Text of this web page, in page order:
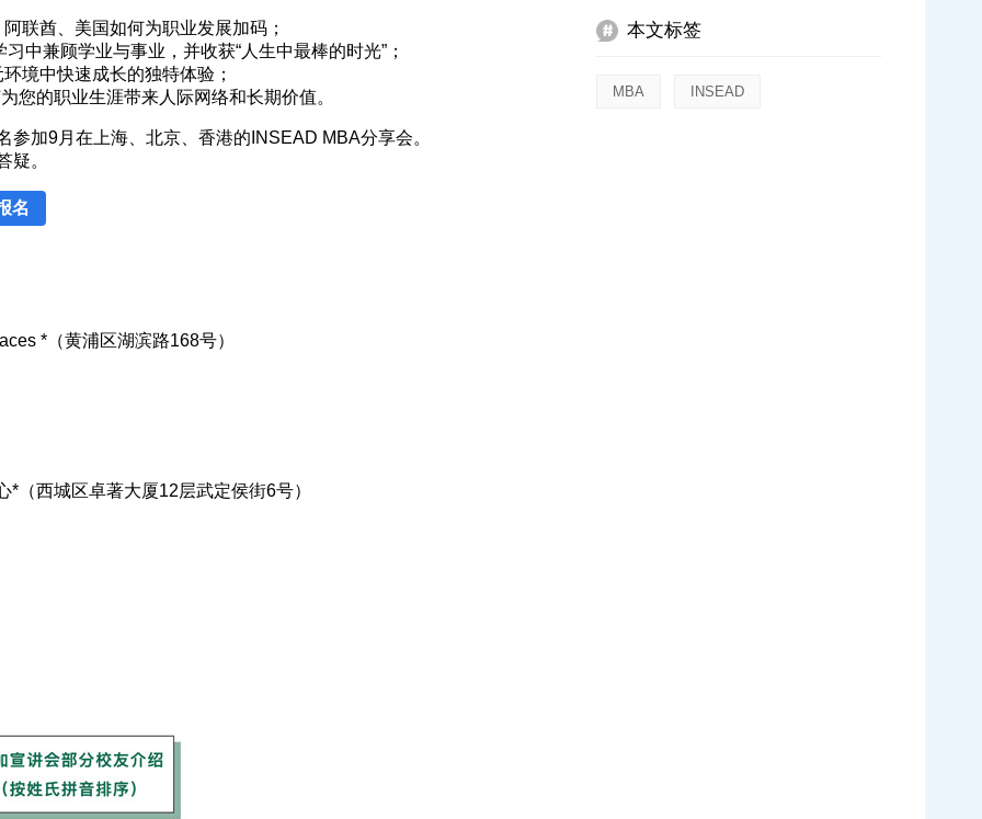
联酋、美国如何为职业发展加码；
兼顾学业与事业，并收获“人生中最棒的时光”；
境中快速成长的独特体验；
的职业生涯带来人际网络和长期价值。
加9月在上海、北京、香港的INSEAD MBA分享会。
疑。
名
*（黄浦区湖滨路168号）
（西城区卓著大厦12层武定侯街6号）
本文标签
MBA INSEAD